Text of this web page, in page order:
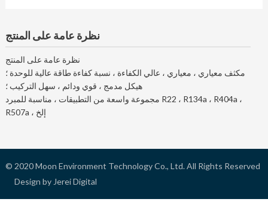
نظرة عامة على المنتج
نظرة عامة على المنتج
مكثف معياري ، معياري ، عالي الكفاءة ، نسبة كفاءة طاقة عالية للوحدة ؛
هيكل مدمج ، قوي ودائم ، سهل التركيب ؛
مجموعة واسعة من التطبيقات ، مناسبة للمبرد R22 ، R134a ، R404a ،
R507a ، إلخ
© 2020Moon Environment Technology Co., Ltd.All Rights Reserved
Design by Jerei Digital